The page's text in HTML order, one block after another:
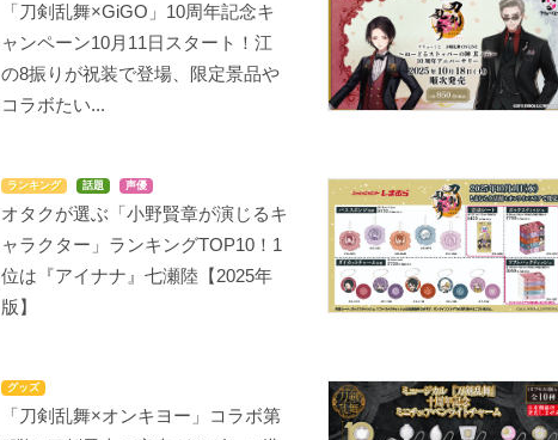
「刀剣乱舞×GiGO」10周年記念キ
ャンペーン10月11日スタート！江
の8振りが祝装で登場、限定景品や
コラボたい...
ランキング 話題 声優
オタクが選ぶ「小野賢章が演じるキ
ャラクター」ランキングTOP10！1
位は『アイナナ』七瀬陸【2025年
版】
グッズ
「刀剣乱舞×オンキヨー」コラボ第